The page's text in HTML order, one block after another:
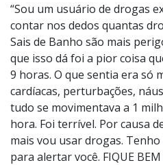
“Sou um usuário de drogas
contar nos dedos quantas
Sais de Banho são mais
que isso dá foi a pior coisa
9 horas. O que sentia era só
cardíacas, perturbações,
tudo se movimentava a 1
hora. Foi terrível. Por causa
mais vou usar drogas.
para alertar você. FIQUE